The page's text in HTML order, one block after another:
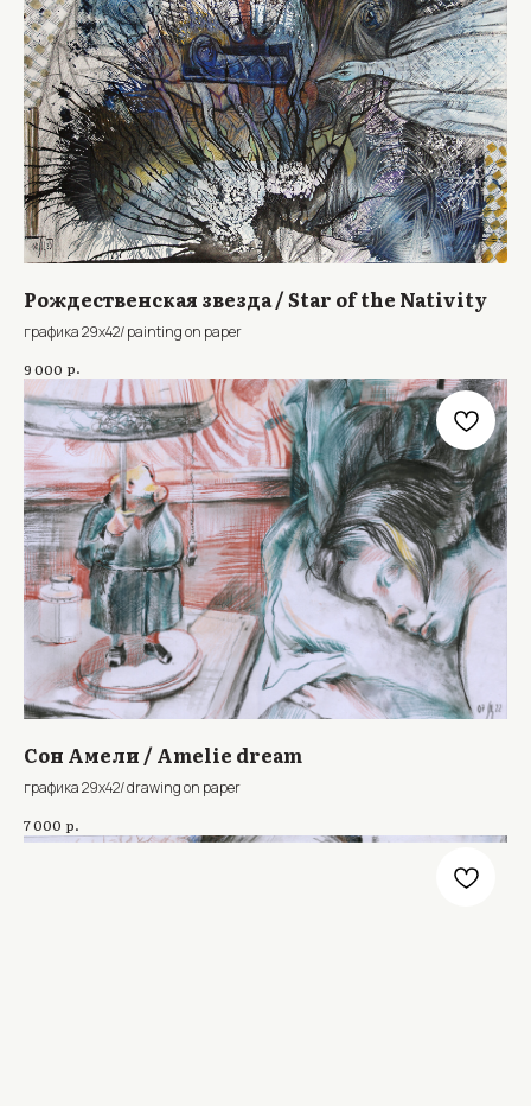
Рождественская звезда / Star of the Nativity
графика 29x42/ painting on paper
9 000 р.
Сон Амели / Amelie dream
графика 29х42/ drawing on paper
7 000 р.